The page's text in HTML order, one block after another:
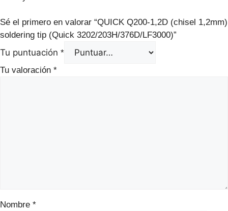
Sé el primero en valorar “QUICK Q200-1,2D (chisel 1,2mm)
soldering tip (Quick 3202/203H/376D/LF3000)”
Tu puntuación *
Tu valoración *
Nombre *